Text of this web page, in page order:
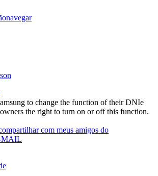
navegar
to change the function of their DNIe
the right to turn on or off this function.
com meus amigos do
MAIL